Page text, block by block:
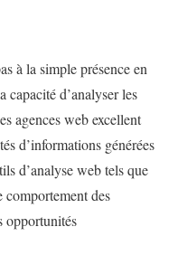
à la simple présence en
capacité d’analyser les
agences web excellent
d’informations générées
d’analyse web tels que
des
opportunités